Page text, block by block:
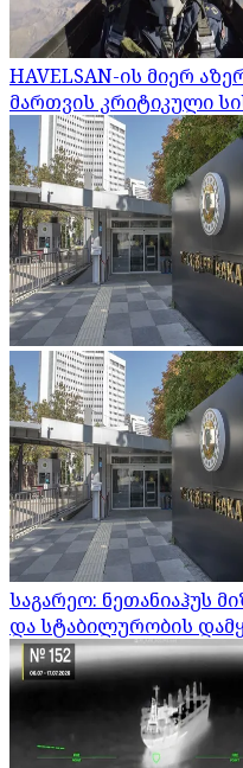
HAVELSAN-ის მიერ
მართვის კრიტიკული
საგარეო: ნეთანიაჰუს
და სტაბილურობის